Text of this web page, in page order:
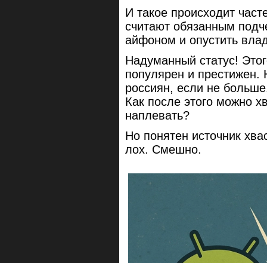
И такое происходит
считают обязанным
айфоном и опустить
Надуманный статус!
популярен и престижен.
россиян, если не
Как после этого можно
наплевать?
Но понятен источник
лох. Смешно.